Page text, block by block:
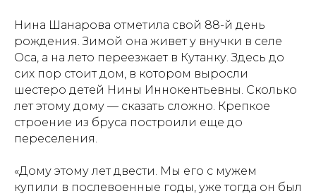
Нина Шанарова отметила свой 88-й день
рождения. Зимой она живет у внучки в селе
Оса, а на лето переезжает в Кутанку. Здесь до
сих пор стоит дом, в котором выросли
шестеро детей Нины Иннокентьевны. Сколько
лет этому дому — сказать сложно. Крепкое
строение из бруса построили еще до
переселения.
«Дому этому лет двести. Мы его с мужем
купили в послевоенные годы, уже тогда он был